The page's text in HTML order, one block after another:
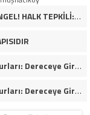
YETER ARTIK FERHAT İLE ŞİRİN’İN YOLUNA ENGEL! HALK TEPKİLİ: “YOLU KAPATMAK ÇÖZÜM DEĞİL, GÖREVİNİ YAP!”
AÇI EĞİTİM KURUMLARINDA “Amasya’nın Gururları: Dereceye Giren Öğrenciler İçin Anlamlı Tören”
AÇI EĞİTİM KURUMLARINDA “Amasya’nın Gururları: Dereceye Giren Öğrenciler İçin Anlamlı Tören”